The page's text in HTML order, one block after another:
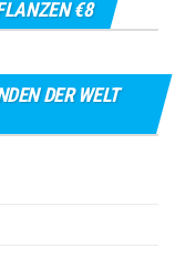
€8
DER WELT